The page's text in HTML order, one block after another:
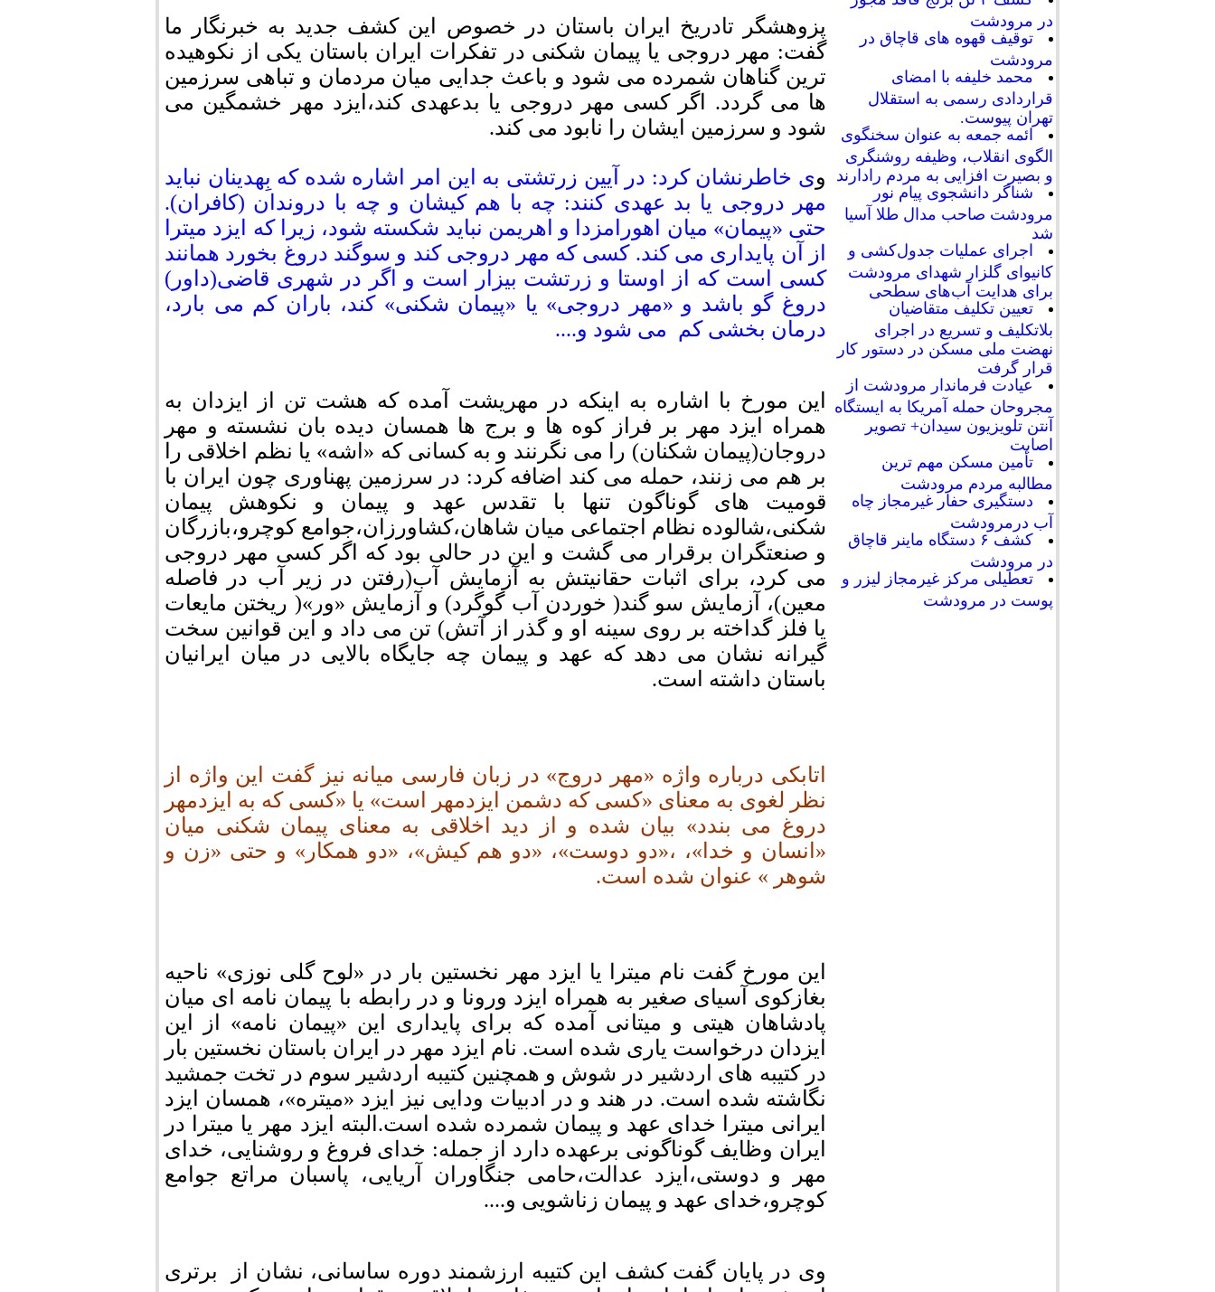
در مرودشت
توقیف قهوه های قاچاق در
مرودشت
محمد خلیفه با امضای
قراردادی رسمی به استقلال
تهران پیوست.
ائمه جمعه به عنوان سخنگوی
الگوی انقلاب، وظیفه روشنگری
و بصیرت افزایی به مردم رادارند
شناگر دانشجوی پیام نور
مرودشت صاحب مدال طلا آسیا
شد
اجرای عملیات جدول‌کشی و
کانیوای گلزار شهدای مرودشت
برای هدایت آب‌های سطحی
تعیین تکلیف متقاضیان
بلاتکلیف و تسریع در اجرای
نهضت ملی مسکن در دستور کار
قرار گرفت
عیادت فرماندار مرودشت از
مجروحان حمله آمریکا به ایستگاه
آنتن تلویزیون سیدان+ تصویر
اصابت
تأمین مسکن مهم ترین
مطالبه مردم مرودشت
دستگیری حفار غیرمجاز چاه
آب درمرودشت
کشف ۶ دستگاه ماینر قاچاق
در مرودشت
تعطیلی مرکز غیرمجاز لیزر و
پوست در مرودشت
پزوهشگر تادریخ ایران باستان در خصوص این کشف جدید به خبرنگار ما
گفت: مهر دروجی یا پیمان شکنی در تفکرات ایران باستان یکی از نکوهیده
ترین گناهان شمرده می شود و باعث جدایی میان مردمان و تباهی سرزمین
ها می گردد. اگر کسی مهر دروجی یا بدعهدی کند،ایزد مهر خشمگین می
شود و سرزمین ایشان را نابود می کند.
وی خاطرنشان کرد: در آیین زرتشتی به این امر اشاره شده که بِهدینان نباید
مهر دروجی یا بد عهدی کنند: چه با هم کیشان و چه با دروندان (کافران).
حتی «پیمان» میان اهورامزدا و اهریمن نباید شکسته شود، زیرا که ایزد میترا
از آن پایداری می کند. کسی که مهر دروجی کند و سوگند دروغ بخورد همانند
کسی است که از اوستا و زرتشت بیزار است و اگر در شهری قاضی(داور)
دروغ گو باشد و «مهر دروجی» یا «پیمان شکنی» کند، باران کم می بارد،
درمان بخشی کم می شود و....
این مورخ با اشاره به اینکه در مهریشت آمده که هشت تن از ایزدان به
همراه ایزد مهر بر فراز کوه ها و برج ها همسان دیده بان نشسته و مهر
دروجان(پیمان شکنان) را می نگرنند و به کسانی که «اشه» یا نظم اخلاقی را
بر هم می زنند، حمله می کند اضافه کرد: در سرزمین پهناوری چون ایران با
قومیت های گوناگون تنها با تقدس عهد و پیمان و نکوهش پیمان
شکنی،شالوده نظام اجتماعی میان شاهان،کشاورزان،جوامع کوچرو،بازرگان
و صنعتگران برقرار می گشت و این در حالی بود که اگر کسی مهر دروجی
می کرد، برای اثبات حقانیتش به آزمایش آب(رفتن در زیر آب در فاصله
معین)، آزمایش سو گند( خوردن آب گوگرد) و آزمایش «ور»( ریختن مایعات
یا فلز گداخته بر روی سینه او و گذر از آتش) تن می داد و این قوانین سخت
گیرانه نشان می دهد که عهد و پیمان چه جایگاه بالایی در میان ایرانیان
باستان داشته است.
اتابکی درباره واژه «مهر دروج» در زبان فارسی میانه نیز گفت این واژه از
نظر لغوی به معنای «کسی که دشمن ایزدمهر است» یا «کسی که به ایزدمهر
دروغ می بندد» بیان شده و از دید اخلاقی به معنای پیمان شکنی میان
«انسان و خدا»، ،«دو دوست»، «دو هم کیش»، «دو همکار» و حتی «زن و
شوهر » عنوان شده است.
این مورخ گفت نام میترا یا ایزد مهر نخستین بار در «لوح گلی نوزی» ناحیه
بغازکوی آسیای صغیر به همراه ایزد ورونا و در رابطه با پیمان نامه ای میان
پادشاهان هیتی و میتانی آمده که برای پایداری این «پیمان نامه» از این
ایزدان درخواست یاری شده است. نام ایزد مهر در ایران باستان نخستین بار
در کتیبه های اردشیر در شوش و همچنین کتیبه اردشیر سوم در تخت جمشید
نگاشته شده است. در هند و در ادبیات ودایی نیز ایزد «میتره»، همسان ایزد
ایرانی میترا خدای عهد و پیمان شمرده شده است.البته ایزد مهر یا میترا در
ایران وظایف گوناگونی برعهده دارد از جمله: خدای فروغ و روشنایی، خدای
مهر و دوستی،ایزد عدالت،حامی جنگاوران آریایی، پاسبان مراتع جوامع
کوچرو،خدای عهد و پیمان زناشویی و....
وی در پایان گفت کشف این کتیبه ارزشمند دوره ساسانی، نشان از برتری